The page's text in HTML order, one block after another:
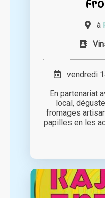
à
vendredi
En partenariat
local,
fromages
papilles en les